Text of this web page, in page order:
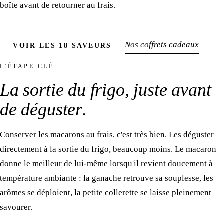
boîte avant de retourner au frais.
VOIR LES 18 SAVEURS Nos coffrets cadeaux
L'ÉTAPE CLÉ
La sortie du frigo, juste avant
de déguster.
Conserver les macarons au frais, c'est très bien. Les déguster
directement à la sortie du frigo, beaucoup moins. Le macaron
donne le meilleur de lui-même lorsqu'il revient doucement à
température ambiante : la ganache retrouve sa souplesse, les
arômes se déploient, la petite collerette se laisse pleinement
savourer.